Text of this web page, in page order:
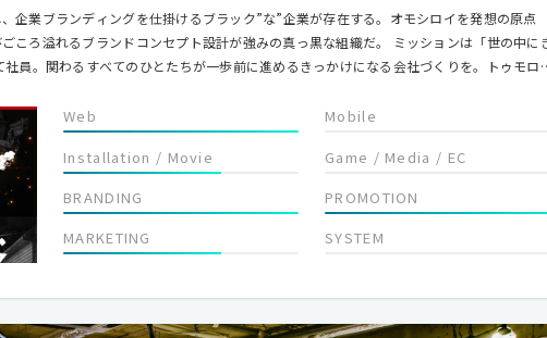
企業ブランディングを仕掛けるブラック”な”企業が存在する。オモシロイを発想の原点
るブランドコンセプト設計が強みの真っ黒な組織だ。 ミッションは「世の中にき
Web
Installation / Movie
BRANDING
MARKETING
Mobile
Game / Media / EC
PROMOTION
SYSTEM